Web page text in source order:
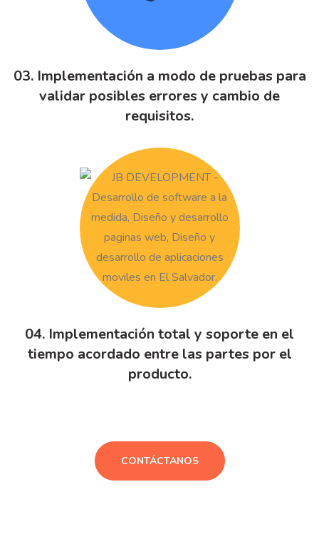
03. Implementación a modo de pruebas para
validar posibles errores y cambio de
requisitos.
04. Implementación total y soporte en el
tiempo acordado entre las partes por el
producto.
CONTÁCTANOS